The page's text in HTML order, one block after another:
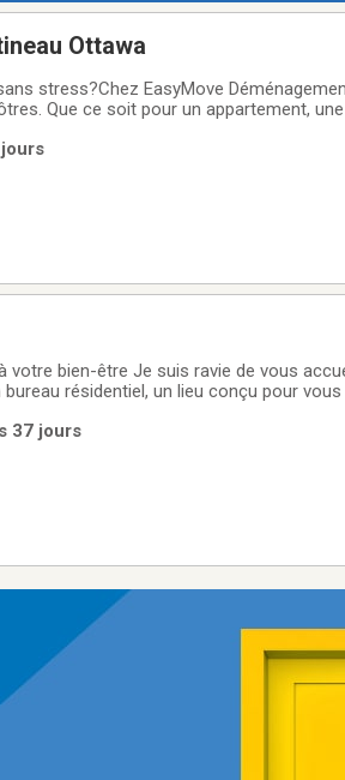
Ottawa
stress?Chez EasyMove
Que ce soit pour un appartement,
à
votre bien-être Je suis ravie de vous
résidentiel, un lieu conçu pour
37 jours